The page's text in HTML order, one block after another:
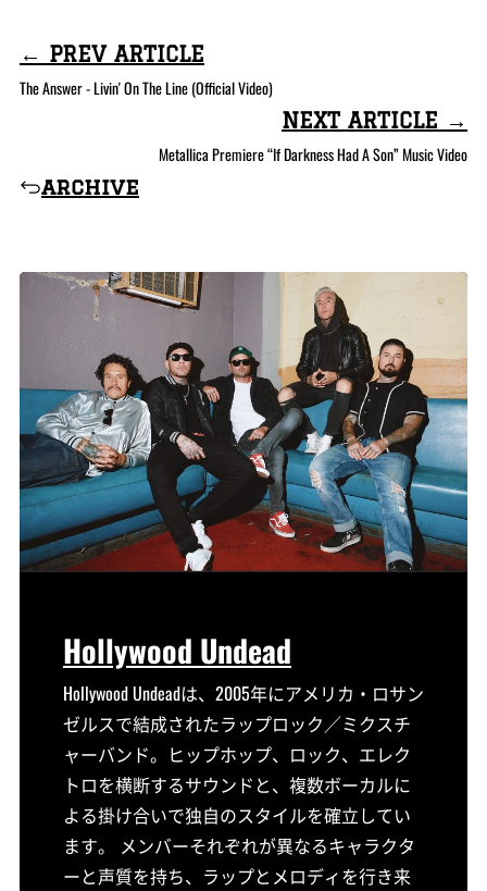
← PREV ARTICLE
The Answer - Livin' On The Line (Official Video)
archive
NEXT ARTICLE →
Metallica Premiere “If Darkness Had A Son” Music Video
Hollywood Undead
Hollywood Undeadは、2005年にアメリカ・ロサン
ゼルスで結成されたラップロック／ミクスチ
ャーバンド。ヒップホップ、ロック、エレク
トロを横断するサウンドと、複数ボーカルに
よる掛け合いで独自のスタイルを確立してい
ます。 メンバーそれぞれが異なるキャラクタ
ーと声質を持ち、ラップとメロディを行き来